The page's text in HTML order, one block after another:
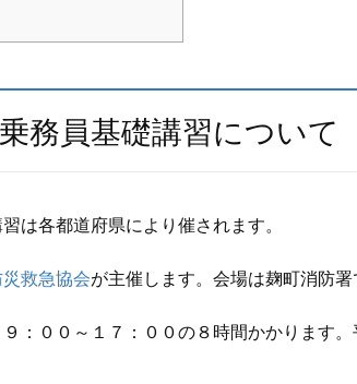
務員基礎講習について
は各都道府県により催されます。
救急協会が主催します。会場は麹町消防署
：００～１７：００の８時間かかります